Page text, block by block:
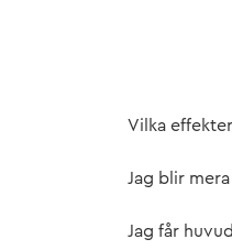
Vilka
Jag blir
Jag får